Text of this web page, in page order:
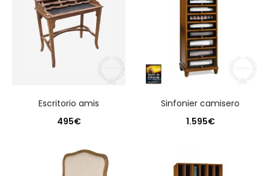
escritorio amis
495€
sinfonier camisero
1.595€